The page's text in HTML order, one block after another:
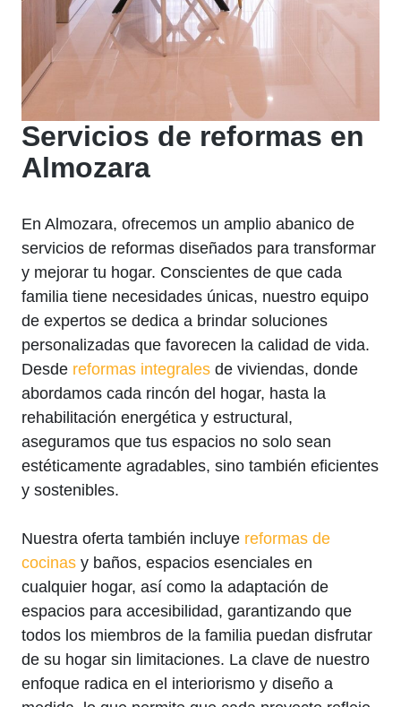
Servicios de reformas en
Almozara
En Almozara, ofrecemos un amplio abanico de
servicios de reformas diseñados para transformar
y mejorar tu hogar. Conscientes de que cada
familia tiene necesidades únicas, nuestro equipo
de expertos se dedica a brindar soluciones
personalizadas que favorecen la calidad de vida.
Desde reformas integrales de viviendas, donde
abordamos cada rincón del hogar, hasta la
rehabilitación energética y estructural,
aseguramos que tus espacios no solo sean
estéticamente agradables, sino también eficientes
y sostenibles.
Nuestra oferta también incluye reformas de
cocinas y baños, espacios esenciales en
cualquier hogar, así como la adaptación de
espacios para accesibilidad, garantizando que
todos los miembros de la familia puedan disfrutar
de su hogar sin limitaciones. La clave de nuestro
enfoque radica en el interiorismo y diseño a